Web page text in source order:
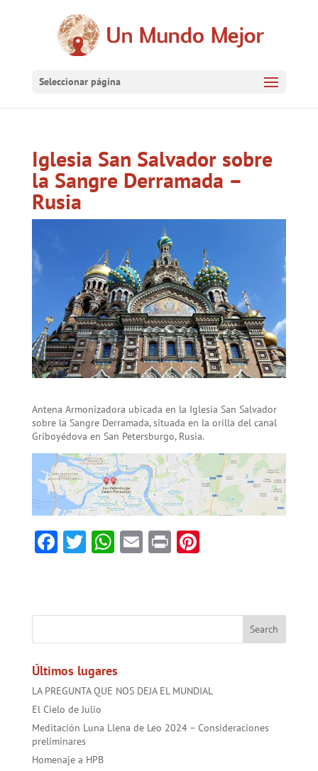
Seleccionar página
Iglesia San Salvador sobre
la Sangre Derramada –
Rusia
Antena Armonizadora ubicada en la Iglesia San Salvador
sobre la Sangre Derramada, situada en la orilla del canal
Griboyédova en San Petersburgo, Rusia.
F
b
T
er
W
sA
E
l
Pr Pi
es
Últimos lugares
LA PREGUNTA QUE NOS DEJA EL MUNDIAL
El Cielo de Julio
Meditación Luna Llena de Leo 2024 – Consideraciones
preliminares
Homenaje a HPB